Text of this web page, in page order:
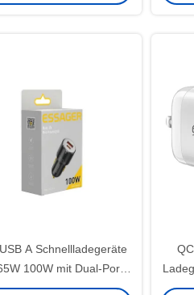
A Schnellladegeräte
100W mit Dual-Port
ABS Material